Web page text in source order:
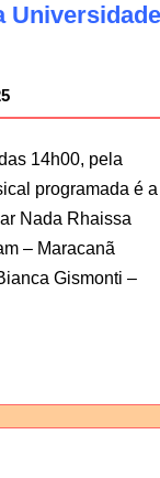
Universidade
14h00, pela
programada é a
Nada Rhaissa
– Maracanã
Gismonti –